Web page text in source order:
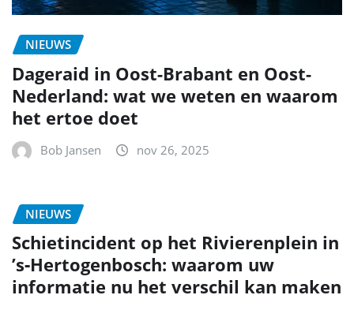
NIEUWS
Dageraid in Oost-Brabant en Oost-
Nederland: wat we weten en waarom
het ertoe doet
Bob Jansen nov 26, 2025
NIEUWS
Schietincident op het Rivierenplein in
’s‑Hertogenbosch: waarom uw
informatie nu het verschil kan maken